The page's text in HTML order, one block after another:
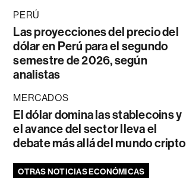
PERÚ
Las proyecciones del precio del
dólar en Perú para el segundo
semestre de 2026, según
analistas
MERCADOS
El dólar domina las stablecoins y
el avance del sector lleva el
debate más allá del mundo cripto
OTRAS NOTICIAS ECONÓMICAS